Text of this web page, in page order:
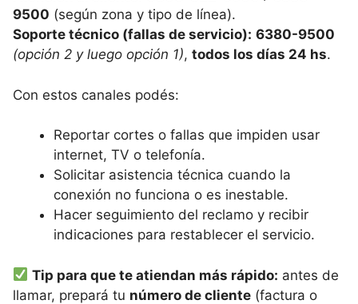
9500 (según zona y tipo de línea).
Soporte técnico (fallas de servicio): 6380-9500
(opción 2 y luego opción 1), todos los días 24 hs.
Con estos canales podés:
Reportar cortes o fallas que impiden usar
internet, TV o telefonía.
Solicitar asistencia técnica cuando la
conexión no funciona o es inestable.
Hacer seguimiento del reclamo y recibir
indicaciones para restablecer el servicio.
Tip para que te atiendan más rápido: antes de
llamar, prepará tu número de cliente (factura o